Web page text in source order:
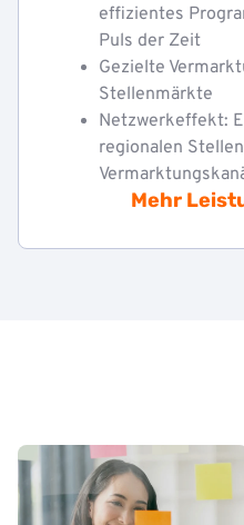
effizientes
Puls der Zeit
Gezielte
Stellenmärkte
Netzwerkeffekt:
regionalen
Mehr